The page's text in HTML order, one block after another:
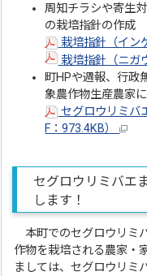
周知チラシや寄生
の栽培指針の作成
栽培指針（イン
栽培指針（ニガ
町HPや週報、行政
象農作物生産農家
セグロウリミバ
F：973.4KB）
セグロウリミバエ
します！
本町でのセグロウリミ
作物を栽培される農家・
ましては、セグロウリミ